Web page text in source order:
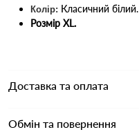
Колір: Класичний білий.
Розмір XL.
Доставка та оплата
Обмін та повернення